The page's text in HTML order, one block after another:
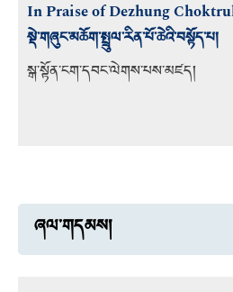
In Praise of Dezhung
སྡེ་གཞུང་མཆོག་སྤྲུལ་རིན་པོ་ཆེའི་བསྟོད་པ།
སྒ་སྟོན་ངག་དབང་ལེགས་པས་མཛད།
ཞལ་གདམས།